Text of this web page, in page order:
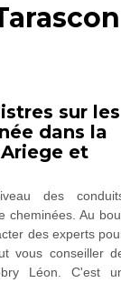
sur les
dans la
et
des
cheminées. Au
des experts
vous conseiller
Léon. C'est